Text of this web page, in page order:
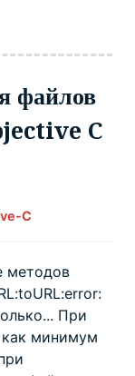
файлов
C
C
методов
При
минимум